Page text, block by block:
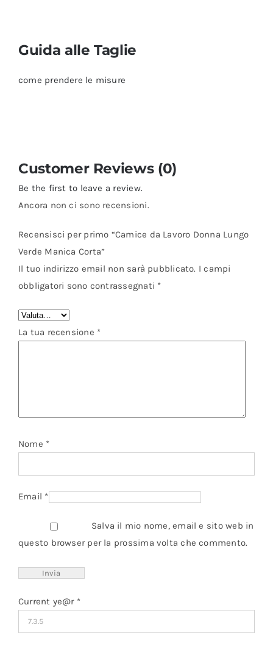
Guida alle Taglie
come prendere le misure
Customer Reviews (0)
Be the first to leave a review.
Ancora non ci sono recensioni.
Recensisci per primo “Camice da Lavoro Donna Lungo
Verde Manica Corta”
Il tuo indirizzo email non sarà pubblicato. I campi
obbligatori sono contrassegnati *
La tua recensione *
Nome *
Email *
Salva il mio nome, email e sito web in
questo browser per la prossima volta che commento.
Current ye@r *